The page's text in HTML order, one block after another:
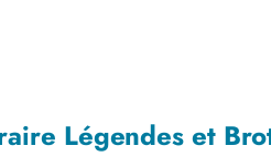
Légendes et